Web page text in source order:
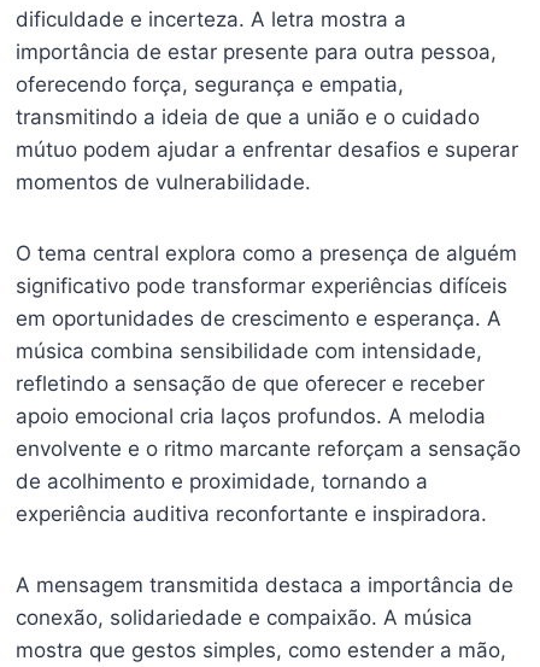
dificuldade e incerteza. A letra mostra a
importância de estar presente para outra pessoa,
oferecendo força, segurança e empatia,
transmitindo a ideia de que a união e o cuidado
mútuo podem ajudar a enfrentar desafios e superar
momentos de vulnerabilidade.
O tema central explora como a presença de alguém
significativo pode transformar experiências difíceis
em oportunidades de crescimento e esperança. A
música combina sensibilidade com intensidade,
refletindo a sensação de que oferecer e receber
apoio emocional cria laços profundos. A melodia
envolvente e o ritmo marcante reforçam a sensação
de acolhimento e proximidade, tornando a
experiência auditiva reconfortante e inspiradora.
A mensagem transmitida destaca a importância de
conexão, solidariedade e compaixão. A música
mostra que gestos simples, como estender a mão,